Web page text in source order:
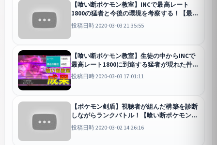
【喰い断ポケモン教室】INCで最高レート
1800の猛者と今後の環境を考察する！【最高
レート1800輩出！】
投稿日時 2020-03-03 21:35:55
【喰い断ポケモン教室】生徒の中からINCで
最高レート1800に到達する猛者が現れた件
【ポケットモンスター ソード・シールド/ポ
ケモン剣盾】
投稿日時 2020-03-03 17:01:11
【ポケモン剣盾】視聴者が組んだ構築を診断
しながらランクバトル！【喰い断ポケモン教
室】
剣盾
投稿日時 2020-03-02 14:26:16